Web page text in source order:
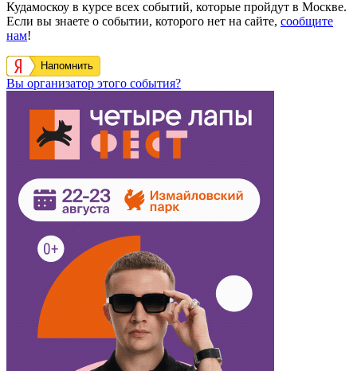
Кудамоскоу в курсе всех событий, которые пройдут в Москве.
Если вы знаете о событии, которого нет на сайте, сообщите
нам!
Напомнить
Вы организатор этого события?